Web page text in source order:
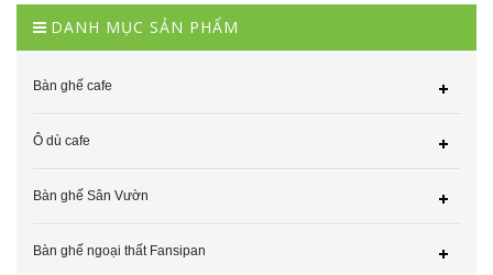
DANH MỤC SẢN PHẨM
Bàn ghế cafe
Ô dù cafe
Bàn ghế Sân Vườn
Bàn ghế ngoại thất Fansipan